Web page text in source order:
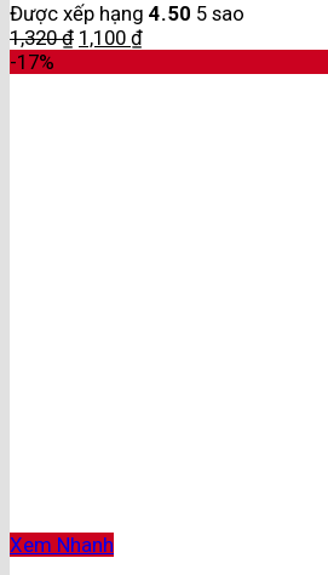
Được xếp hạng 4.50 5 sao
1,320₫ 1,100 ₫
-17%
Xem Nhanh